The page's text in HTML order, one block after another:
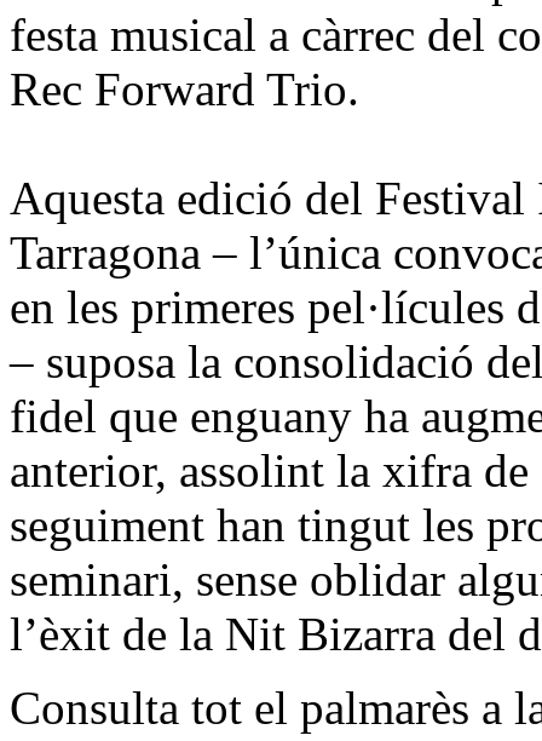
festa musical a càrrec del
Rec Forward Trio.
Aquesta edició del
Tarragona – l’única
en les primeres pel·lícules
– suposa la consolidació
fidel que enguany ha
anterior, assolint la xifra de
seguiment han tingut les
seminari, sense oblidar
l’èxit de la Nit Bizarra del
Consulta tot el palmarès a